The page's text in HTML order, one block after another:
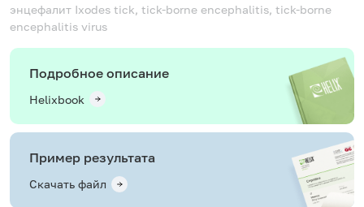
энцефалит Ixodes tick, tick-borne encephalitis, tick-borne
encephalitis virus
Подробное описание
Helixbook
Пример результата
Скачать файл